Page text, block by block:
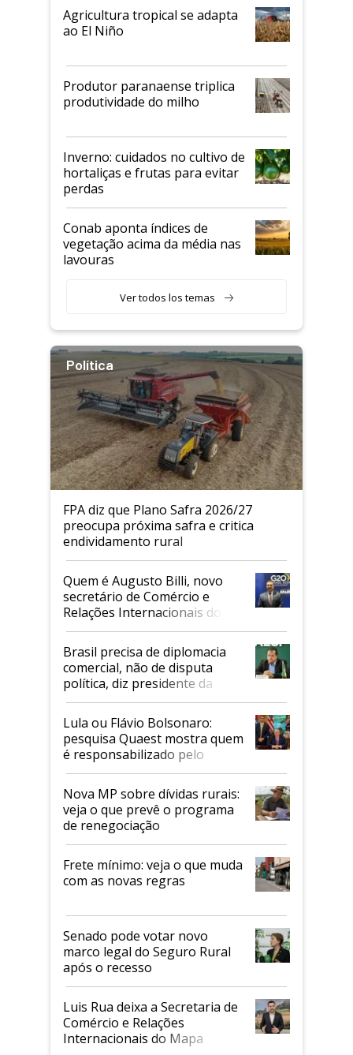
Agricultura tropical se adapta
ao El Niño
Produtor paranaense triplica
produtividade do milho
Inverno: cuidados no cultivo de
hortaliças e frutas para evitar
perdas
Conab aponta índices de
vegetação acima da média nas
lavouras
Ver todos los temas
Política
FPA diz que Plano Safra 2026/27
preocupa próxima safra e critica
endividamento rural
Quem é Augusto Billi, novo
secretário de Comércio e
Relações Internacionais do
Mapa
Brasil precisa de diplomacia
comercial, não de disputa
política, diz presidente da
Faesp
Lula ou Flávio Bolsonaro:
pesquisa Quaest mostra quem
é responsabilizado pelo
tarifaço dos EUA
Nova MP sobre dívidas rurais:
veja o que prevê o programa
de renegociação
Frete mínimo: veja o que muda
com as novas regras
Senado pode votar novo
marco legal do Seguro Rural
após o recesso
Luis Rua deixa a Secretaria de
Comércio e Relações
Internacionais do Mapa